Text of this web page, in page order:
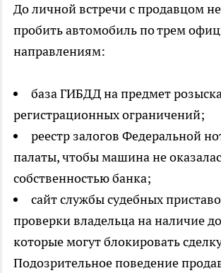
До личной встречи с продавцом
пробить автомобиль по трем
направлениям:
база ГИБДД на предмет
регистрационных ограничений;
реестр залогов Федеральной
палаты, чтобы машина не
собственностью банка;
сайт службы судебных
проверки владельца на наличие
которые могут блокировать
Подозрительное поведение